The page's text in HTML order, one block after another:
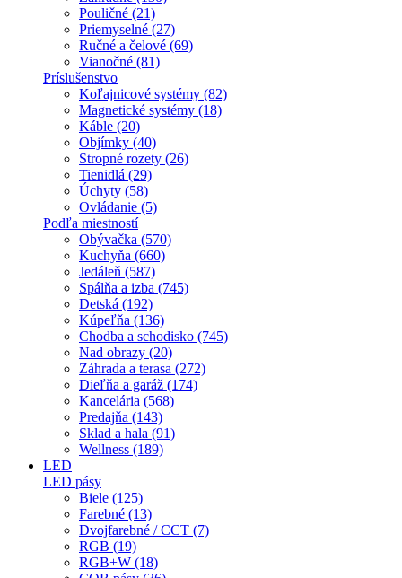
Pouličné (21)
Priemyselné (27)
Ručné a čelové (69)
Vianočné (81)
Príslušenstvo
Koľajnicové systémy (82)
Magnetické systémy (18)
Káble (20)
Objímky (40)
Stropné rozety (26)
Tienidlá (29)
Úchyty (58)
Ovládanie (5)
Podľa miestností
Obývačka (570)
Kuchyňa (660)
Jedáleň (587)
Spálňa a izba (745)
Detská (192)
Kúpeľňa (136)
Chodba a schodisko (745)
Nad obrazy (20)
Záhrada a terasa (272)
Dieľňa a garáž (174)
Kancelária (568)
Predajňa (143)
Sklad a hala (91)
Wellness (189)
LED
LED pásy
Biele (125)
Farebné (13)
Dvojfarebné / CCT (7)
RGB (19)
RGB+W (18)